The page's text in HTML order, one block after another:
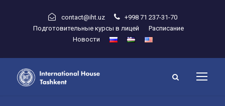
contact@iht.uz
+998 71 237-31-70
Подготовительные курсы в лицей
Расписание
Новости